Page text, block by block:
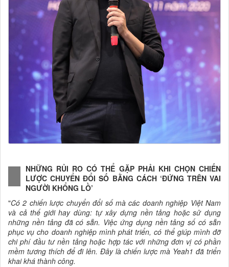
NHỮNG RỦI RO CÓ THỂ GẶP PHẢI KHI CHỌN CHIẾN
LƯỢC CHUYỂN ĐỔI SỐ BẰNG CÁCH ‘ĐỨNG TRÊN VAI
NGƯỜI KHỔNG LỒ’
"Có 2 chiến lược chuyển đổi số mà các doanh nghiệp Việt Nam
và cả thế giới hay dùng: tự xây dựng nền tảng hoặc sử dụng
những nền tảng đã có sẵn. Việc ứng dụng nền tảng số có sẵn
phục vụ cho doanh nghiệp mình phát triển, có thể giúp mình đỡ
chi phí đầu tư nền tảng hoặc hợp tác với những đơn vị có phần
mềm tương thích để đi lên. Đây là chiến lược mà Yeah1 đã triển
khai khá thành công.